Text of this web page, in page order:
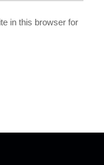
in this browser for